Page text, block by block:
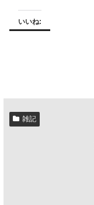
いいね:
雑記